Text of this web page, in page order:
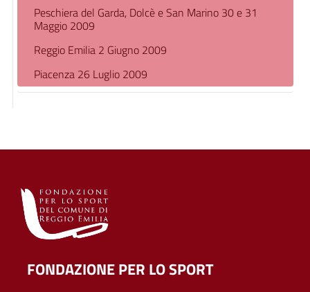
Peschiera del Garda, Dolcè e San Marino 30 e 31
Maggio 2009
Reggio Emilia 2 Giugno 2009
Piacenza 26 Luglio 2009
FONDAZIONE PER LO SPORT